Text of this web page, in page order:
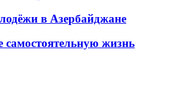
в Азербайджане
жизнь